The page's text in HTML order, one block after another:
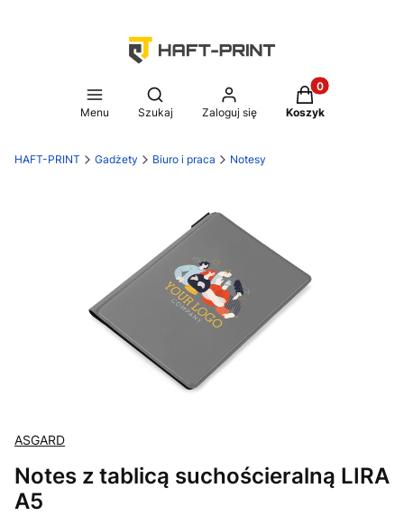
Menu
Otwórz wyszukiwarkę
Szukaj Zaloguj się
Produkty w
Koszyk
HAFT-PRINT Gadżety Biuro i praca Notesy
ASGARD
Notes z tablicą suchościeralną LIRA
A5